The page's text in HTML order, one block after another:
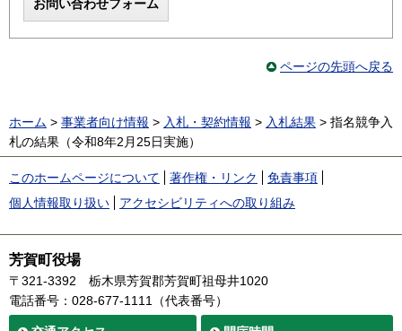
ページの先頭へ戻る
ホーム > 事業者向け情報 > 入札・契約情報 > 入札結果 > 指名競争入
札の結果（令和8年2月25日実施）
このホームページについて 著作権・リンク
免責事項
個人情報取り扱い
アクセシビリティへの取り組み
芳賀町役場
〒321-3392
栃木県芳賀郡芳賀町祖母井1020
電話番号：028-677-1111（代表番号）